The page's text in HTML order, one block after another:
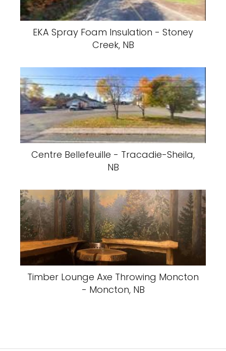
EKA Spray Foam Insulation - Stoney
Creek, NB
Centre Bellefeuille - Tracadie-Sheila,
NB
Timber Lounge Axe Throwing Moncton
- Moncton, NB